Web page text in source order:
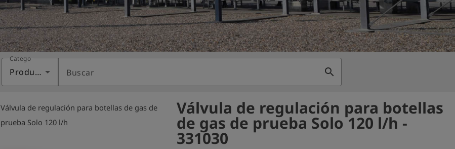
Categoría
Productos Buscar search
Válvula de regulación para botellas de gas de
prueba Solo 120 l/h
Válvula de regulación para botellas
de gas de prueba Solo 120 l/h -
331030